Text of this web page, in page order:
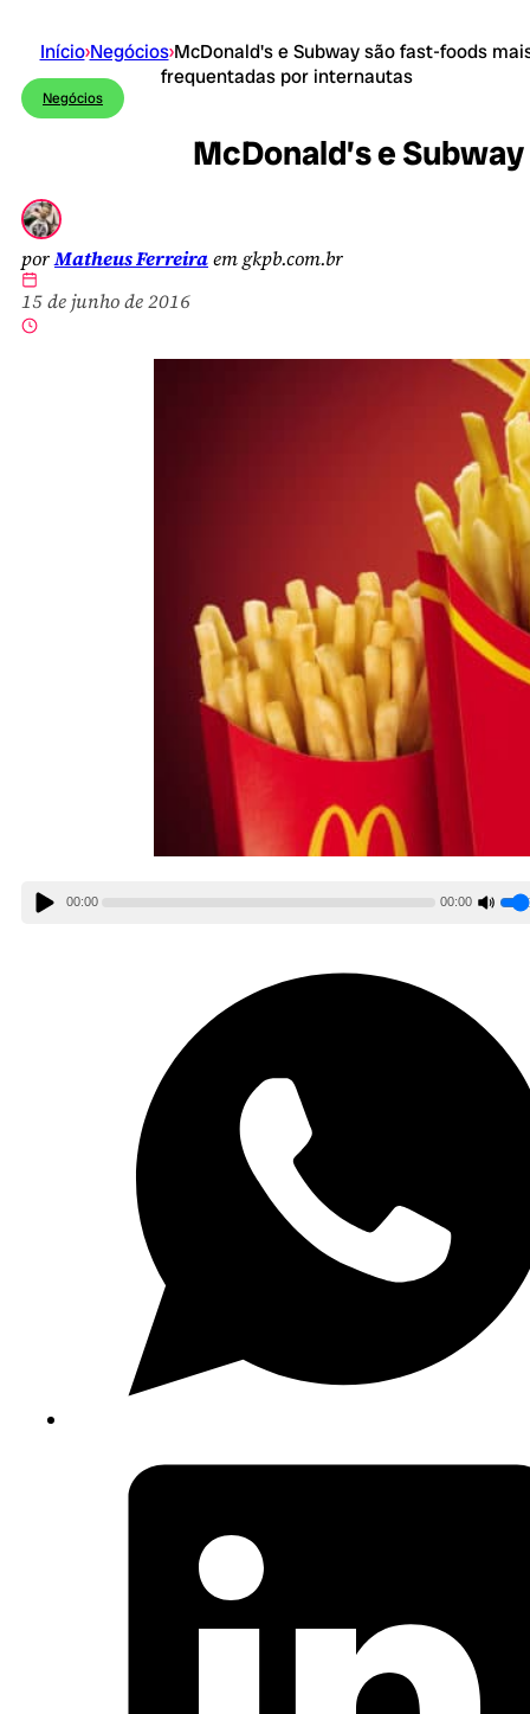
Início›Negócios›McDonald's e Subway são fast-foods
frequentadas por internautas
Negócios
McDonald’s e
porMatheus Ferreiraem gkpb.com.br
15 de junho de 2016
00:00 00:00